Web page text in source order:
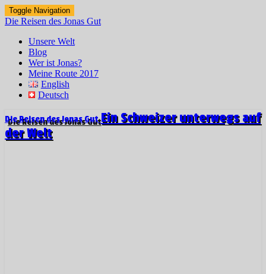
Toggle Navigation
Die Reisen des Jonas Gut
Unsere Welt
Blog
Wer ist Jonas?
Meine Route 2017
English
Deutsch
Die Reisen des Jonas Gut Ein Schweizer unterwegs auf
der Welt